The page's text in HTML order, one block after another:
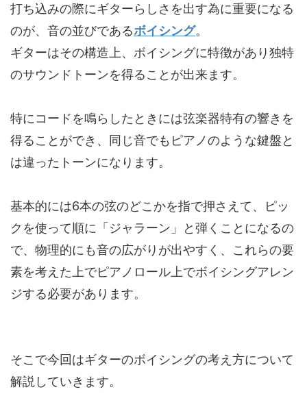
打ち込みの際にギターらしさを出す為に重要になる
のが、音の並びであるボイシング。
ギターはその構造上、ボイシングに特徴があり独特
のサウンドトーンを得ることが出来ます。
特にコードを鳴らしたときには弦楽器特有の響きを
得ることができ、同じ音でもピアノのような鍵盤と
は違ったトーンになります。
基本的には6本の弦のどこかを指で押さえて、ピッ
クを使って順に「ジャラーン」と弾くことになるの
で、物理的にも音の広がりが出やすく、これらの要
素を考えた上でピアノロール上でボイシングアレン
ジする必要があります。
そこで今回はギターのボイシングの考え方について
解説していきます。